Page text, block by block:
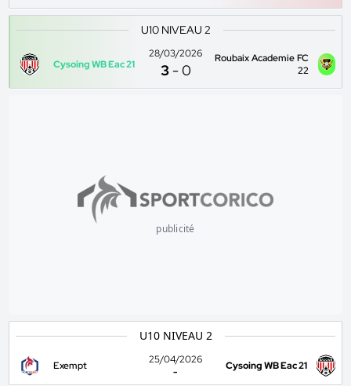
U10 NIVEAU 2
Cysoing WB Eac 21
28/03/2026
3 -0
Roubaix Academie FC
22
publicité
U10 NIVEAU 2
Exempt
25/04/2026
-
Cysoing WB Eac 21